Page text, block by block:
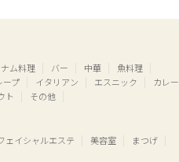
ム料理 バー 中華
魚料理
ープ
イタリアン エスニック
カレー
ト
その他
ェイシャルエステ 美容室 まつげ